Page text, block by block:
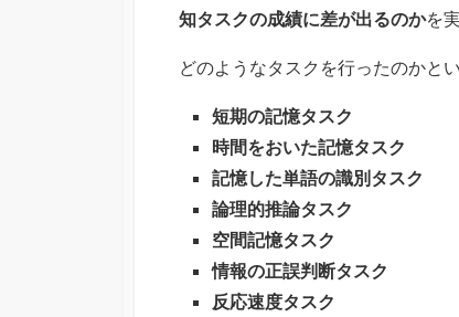
知タスクの成績に差が出るのかを
どのようなタスクを行ったのかとい
短期の記憶タスク
時間をおいた記憶タスク
記憶した単語の識別タスク
論理的推論タスク
空間記憶タスク
情報の正誤判断タスク
反応速度タスク